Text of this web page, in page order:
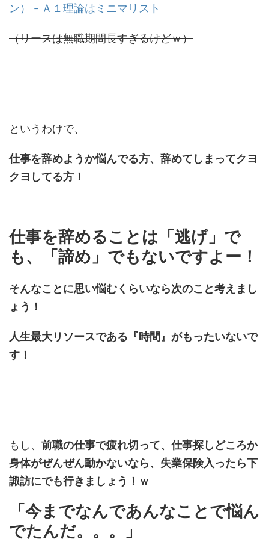
ン） - Ａ１理論はミニマリスト
（リースは無職期間長すぎるけどｗ）
というわけで、
仕事を辞めようか悩んでる方、辞めてしまってクヨ
クヨしてる方！
仕事を辞めることは「逃げ」で
も、「諦め」でもないですよー！
そんなことに思い悩むくらいなら次のこと考えまし
ょう！
人生最大リソースである『時間』がもったいないで
す！
もし、 前職の仕事で疲れ切って、仕事探しどころか
身体がぜんぜん動かないなら、失業保険入ったら下
諏訪にでも行きましょう！ｗ
「今までなんであんなことで悩ん
でたんだ。。。」